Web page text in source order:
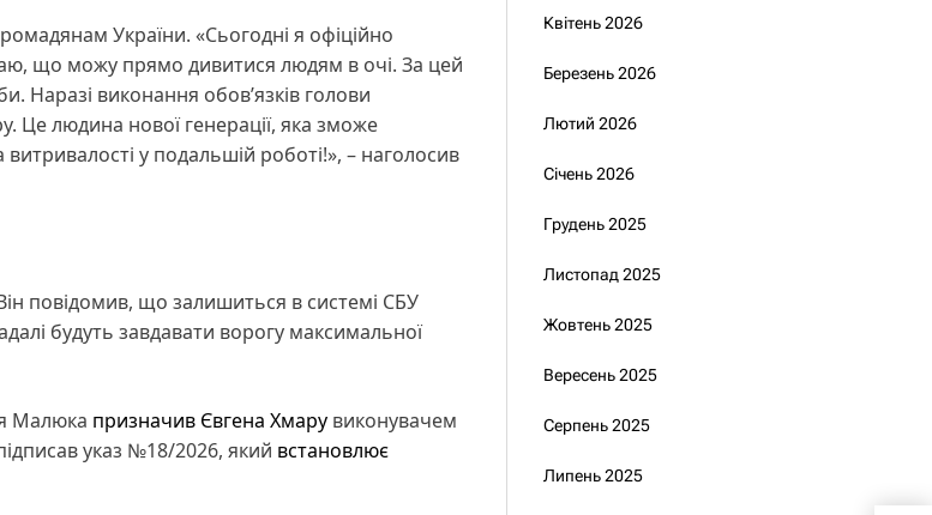
України. «Сьогодні я офіційно
що можу прямо дивитися людям в очі. За цей
Наразі виконання обов’язків голови
Це людина нової генерації, яка зможе
у подальшій роботі!», – наголосив
повідомив, що залишиться в системі СБУ
будуть завдавати ворогу максимальної
Малюка призначив Євгена Хмару виконувачем
указ №18/2026, який встановлює
Квітень 2026
Березень 2026
Лютий 2026
Січень 2026
Грудень 2025
Листопад 2025
Жовтень 2025
Вересень 2025
Серпень 2025
Липень 2025